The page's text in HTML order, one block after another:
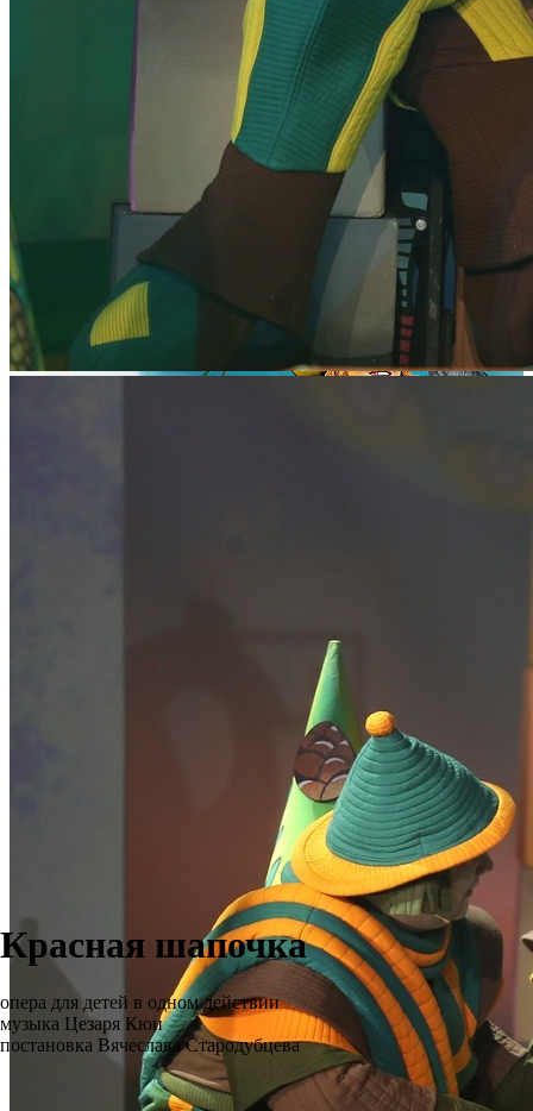
Красная шапочка
опера для детей в одном действии
музыка Цезаря Кюи
постановка Вячеслава Стародубцева